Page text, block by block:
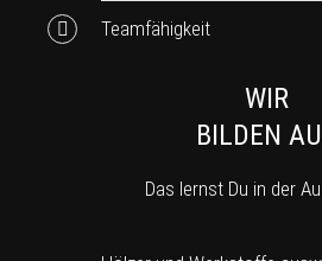
Teamfähigkeit
WIR
BILDEN
Das lernst Du in der